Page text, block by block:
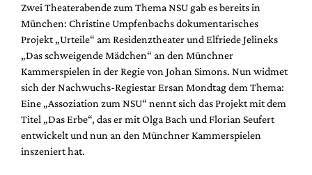
Service
Shop / Abo
Newsletter
Redaktion
Autor:innen
Partner
Mediadaten
Suche
Zwei Theaterabende zum Thema NSU gab es bereits in
München: Christine Umpfenbachs dokumentarisches
Projekt „Urteile“ am Residenztheater und Elfriede Jelineks
„Das schweigende Mädchen“ an den Münchner
Kammerspielen in der Regie von Johan Simons. Nun widmet
sich der Nachwuchs-Regiestar Ersan Mondtag dem Thema:
Eine „Assoziation zum NSU“ nennt sich das Projekt mit dem
Titel „Das Erbe“, das er mit Olga Bach und Florian Seufert
entwickelt und nun an den Münchner Kammerspielen
inszeniert hat.